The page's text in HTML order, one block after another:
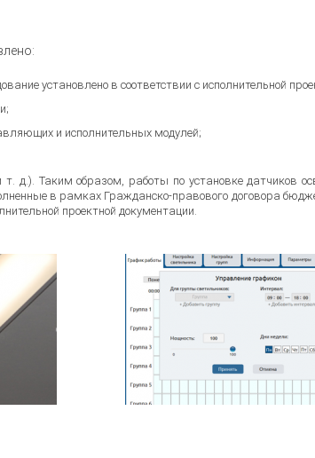
установлено в соответствии с исполнительной
и исполнительных модулей;
д.). Таким образом, работы по установке датчиков
в рамках Гражданско-правового договора
проектной документации.